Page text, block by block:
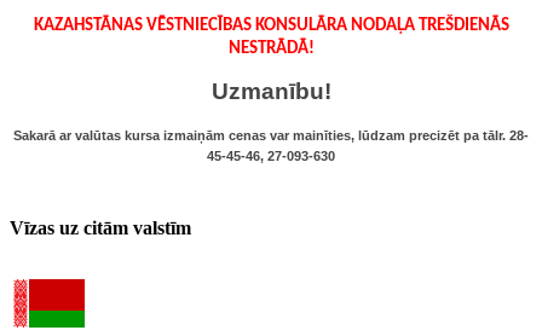
KAZAHSTĀNAS VĒSTNIECĪBAS KONSULĀRA NODAĻA TREŠDIENĀS
NESTRĀDĀ!
Uzmanību!
Sakarā ar valūtas kursa izmaiņām cenas var mainīties, lūdzam precizēt pa tālr. 28-
45-45-46, 27-093-630
Vīzas uz citām valstīm